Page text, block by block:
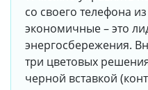
со своего телефона
экономичные – это
энергосбережения.
три цветовых
черной вставкой